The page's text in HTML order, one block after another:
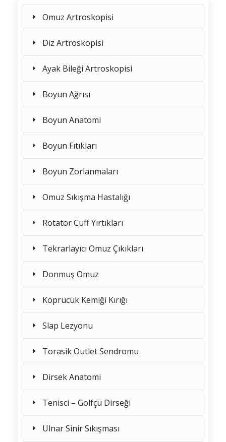
Omuz Artroskopisi
Diz Artroskopisi
Ayak Bileği Artroskopisi
Boyun Ağrısı
Boyun Anatomi
Boyun Fıtıkları
Boyun Zorlanmaları
Omuz Sıkışma Hastalığı
Rotator Cuff Yırtıkları
Tekrarlayıcı Omuz Çıkıkları
Donmuş Omuz
Köprücük Kemiği Kırığı
Slap Lezyonu
Torasik Outlet Sendromu
Dirsek Anatomi
Tenisci – Golfçü Dirseği
Ulnar Sinir Sıkışması